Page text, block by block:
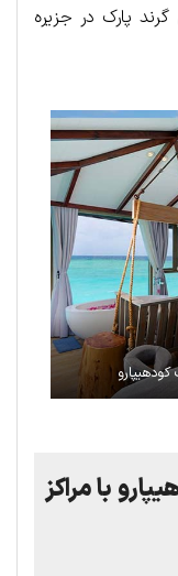
پارک در جزیره
با مراکز